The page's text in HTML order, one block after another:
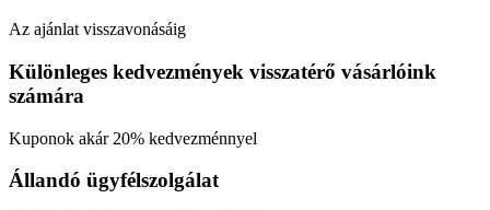
Az ajánlat visszavonásáig
Különleges kedvezmények visszatérő vásárlóink
számára
Kuponok akár 20% kedvezménnyel
Állandó ügyfélszolgálat